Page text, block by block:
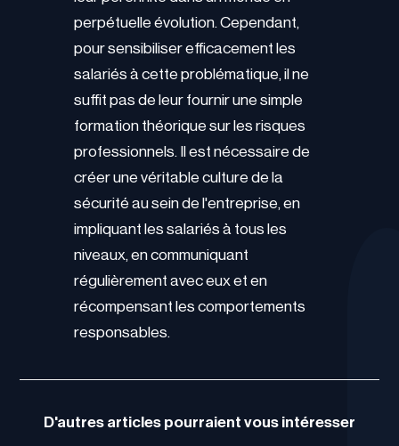
perpétuelle évolution. Cependant,
pour sensibiliser efficacement les
salariés à cette problématique, il ne
suffit pas de leur fournir une simple
formation théorique sur les risques
professionnels. Il est nécessaire de
créer une véritable culture de la
sécurité au sein de l'entreprise, en
impliquant les salariés à tous les
niveaux, en communiquant
régulièrement avec eux et en
récompensant les comportements
responsables.
D'autres articles pourraient vous intéresser